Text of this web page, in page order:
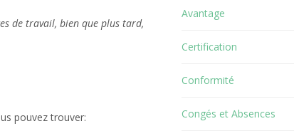
de travail, bien que plus tard,
pouvez trouver:
Avantage
Certification
Conformité
Congés et Absences